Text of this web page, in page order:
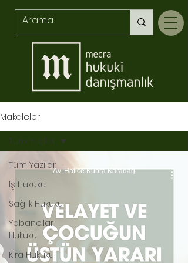
Makaleler
Tüm Yazılar
İş Hukuku
Sağlık Hukuku
Yabancılar
Hukuku
Kira Hukuku
Tüm Yazılar
Av. Hatice Kübra Karadağ